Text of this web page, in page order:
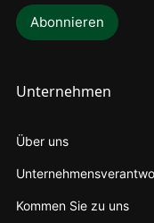
Unternehmen
Über uns
Kommen Sie zu uns